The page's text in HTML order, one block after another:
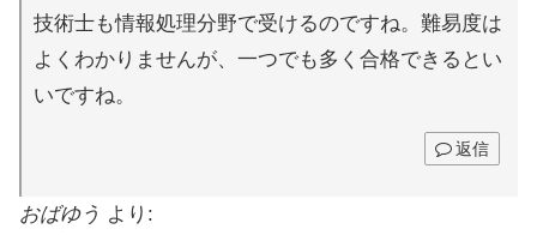
技術士も情報処理分野で受けるのですね。難易度は
よくわかりませんが、一つでも多く合格できるとい
いですね。
返信
おばゆう より: